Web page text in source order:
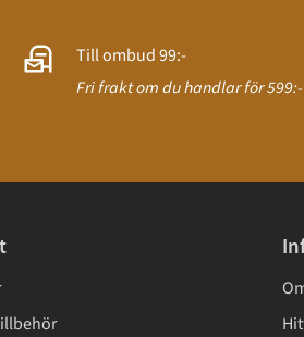
Till ombud 99:-
Fri frakt om du handlar för 599:-